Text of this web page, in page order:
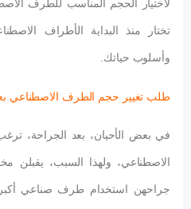
لاختيار الحجم المناسب للطرف
تختار منذ البداية الأطراف
وأسلوب حياتك.
طلب تغيير حجم الطرف الاصطناعي بعد
في بعض الأحيان، بعد الجراحة،
الاصطناعي، ولهذا السبب، يقبلن
جراحهن استخدام طرف صناعي